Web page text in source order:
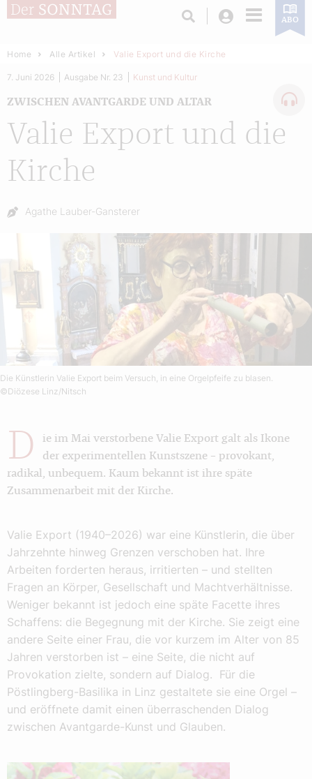
Login ABO
Home Alle Artikel Valie Export und die Kirche
Valie Export und die
Kirche
ZWISCHEN AVANTGARDE UND ALTAR
7. Juni 2026 Ausgabe Nr. 23 Kunst und Kultur
Autor:
Agathe Lauber-Gansterer
Die Künstlerin Valie Export beim Versuch, in eine Orgelpfeife zu blasen.
©Diözese Linz/Nitsch
D
ie im Mai verstorbene Valie Export galt als Ikone
der experimentellen Kunstszene – provokant,
radikal, unbequem. Kaum bekannt ist ihre späte
Zusammenarbeit mit der Kirche.
Valie Export (1940–2026) war eine Künstlerin, die über
Jahrzehnte hinweg Grenzen verschoben hat. Ihre
Arbeiten forderten heraus, irritierten – und stellten
Fragen an Körper, Gesellschaft und Machtverhältnisse.
Weniger bekannt ist jedoch eine späte Facette ihres
Schaffens: die Begegnung mit der Kirche. Sie zeigt eine
andere Seite einer Frau, die vor kurzem im Alter von 85
Jahren verstorben ist – eine Seite, die nicht auf
Provokation zielte, sondern auf Dialog. Für die
Pöstlingberg-Basilika in Linz gestaltete sie eine Orgel –
und eröffnete damit einen überraschenden Dialog
zwischen Avantgarde-Kunst und Glauben.